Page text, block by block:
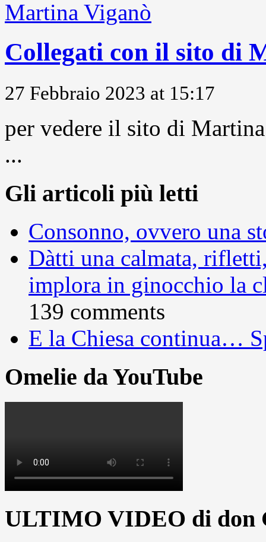
Collegati con il sito di
27 Febbraio 2023 at 15:17
per vedere il sito di
...
Gli articoli più letti
Consonno, ovvero una
Dàtti una calmata,
implora in ginocchio la
139 comments
E la Chiesa continua…
Omelie da YouTube
ULTIMO VIDEO di don